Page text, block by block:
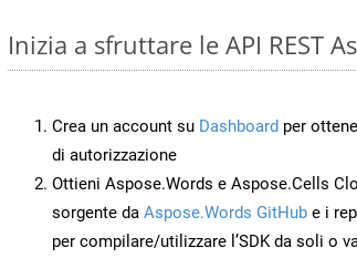
Inizia a sfruttare le API REST
Crea un account su Dashboard per
di autorizzazione
Ottieni Aspose.Words e Aspose.Cells
sorgente da Aspose.Words GitHub e i
per compilare/utilizzare l’SDK da soli o